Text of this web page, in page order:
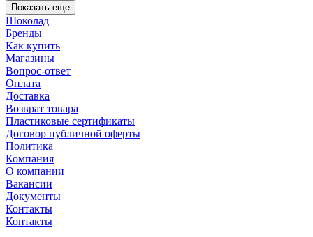
Показать еще
Шоколад
Бренды
Как купить
Магазины
Вопрос-ответ
Оплата
Доставка
Возврат товара
Пластиковые сертификаты
Договор публичной оферты
Политика
Компания
О компании
Вакансии
Документы
Контакты
Контакты